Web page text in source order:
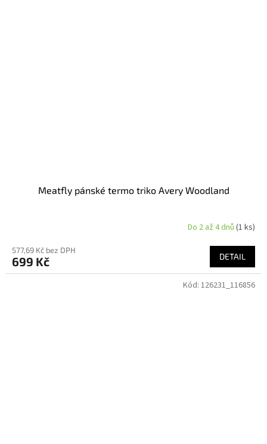
Meatfly pánské termo triko Avery Woodland
Do 2 až 4 dnů (1 ks)
577,69 Kč bez DPH
699 Kč DETAIL
Kód: 126231_116856